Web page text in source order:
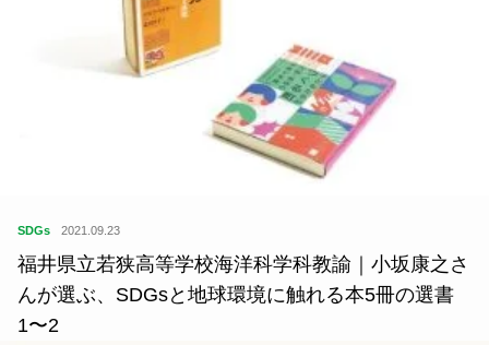
SDGs 2021.09.23
福井県立若狭高等学校海洋科学科教諭｜小坂康之さ
んが選ぶ、SDGsと地球環境に触れる本5冊の選書
1〜2